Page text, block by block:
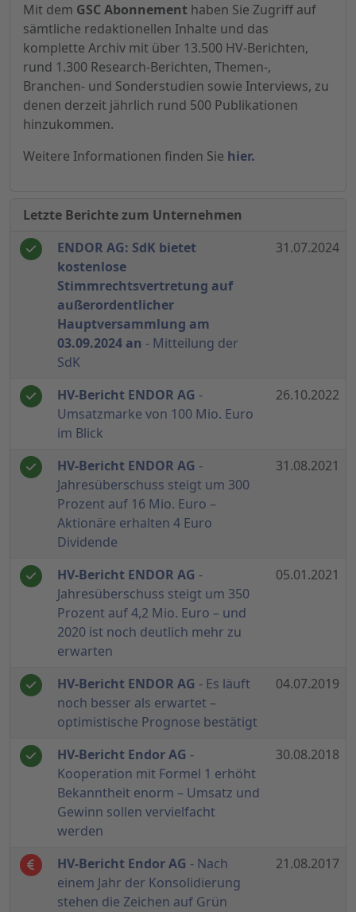
Mit dem GSC Abonnement haben Sie Zugriff auf
sämtliche redaktionellen Inhalte und das
komplette Archiv mit über 13.500 HV-Berichten,
rund 1.300 Research-Berichten, Themen-,
Branchen- und Sonderstudien sowie Interviews, zu
denen derzeit jährlich rund 500 Publikationen
hinzukommen.
Weitere Informationen finden Sie hier.
Letzte Berichte zum Unternehmen
ENDOR AG: SdK bietet
kostenlose
Stimmrechtsvertretung auf
außerordentlicher
Hauptversammlung am
03.09.2024 an - Mitteilung der
SdK
31.07.2024
HV-Bericht ENDOR AG -
Umsatzmarke von 100 Mio. Euro
im Blick
26.10.2022
HV-Bericht ENDOR AG -
Jahresüberschuss steigt um 300
Prozent auf 16 Mio. Euro –
Aktionäre erhalten 4 Euro
Dividende
31.08.2021
HV-Bericht ENDOR AG -
Jahresüberschuss steigt um 350
Prozent auf 4,2 Mio. Euro – und
2020 ist noch deutlich mehr zu
erwarten
05.01.2021
HV-Bericht ENDOR AG - Es läuft
noch besser als erwartet –
optimistische Prognose bestätigt
04.07.2019
HV-Bericht Endor AG -
Kooperation mit Formel 1 erhöht
Bekanntheit enorm – Umsatz und
Gewinn sollen vervielfacht
werden
30.08.2018
HV-Bericht Endor AG - Nach
einem Jahr der Konsolidierung
stehen die Zeichen auf Grün
21.08.2017